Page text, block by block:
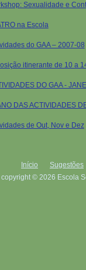
Sexualidade e
na Escola
do GAA – 2007-08
itinerante de 10 a
DO GAA -
DAS ACTIVIDADES
de Out, Nov e Dez
Início
Sugestões
copyright © 2026 Escola